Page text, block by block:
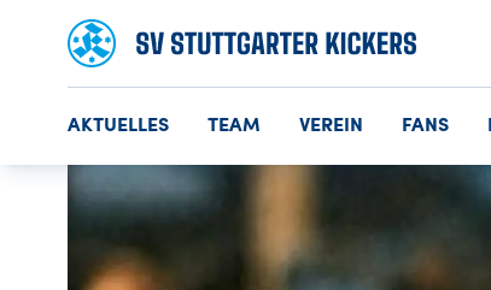
AKTUELLES TEAM VEREIN FANS